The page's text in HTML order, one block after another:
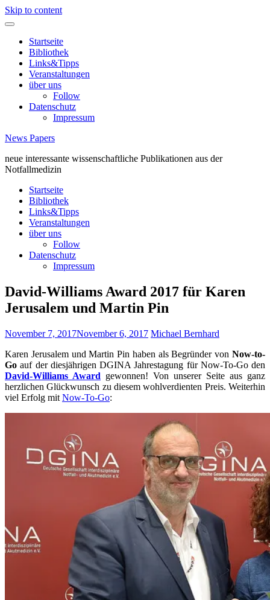
Skip to content
Startseite
Bibliothek
Links&Tipps
Veranstaltungen
über uns
Follow
Datenschutz
Impressum
News Papers
neue interessante wissenschaftliche Publikationen aus der
Notfallmedizin
Startseite
Bibliothek
Links&Tipps
Veranstaltungen
über uns
Follow
Datenschutz
Impressum
David-Williams Award 2017 für Karen
Jerusalem und Martin Pin
November 7, 2017November 6, 2017 Michael Bernhard
Karen Jerusalem und Martin Pin haben als Begründer von Now-to-
Go auf der diesjährigen DGINA Jahrestagung für Now-To-Go den
David-Williams Award gewonnen! Von unserer Seite aus ganz
herzlichen Glückwunsch zu diesem wohlverdienten Preis. Weiterhin
viel Erfolg mit Now-To-Go: